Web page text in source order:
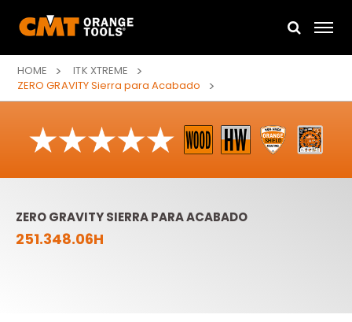
HOME
ITK XTREME
ZERO GRAVITY Sierra para Acabado
ZERO GRAVITY SIERRA PARA ACABADO
251.348.06H